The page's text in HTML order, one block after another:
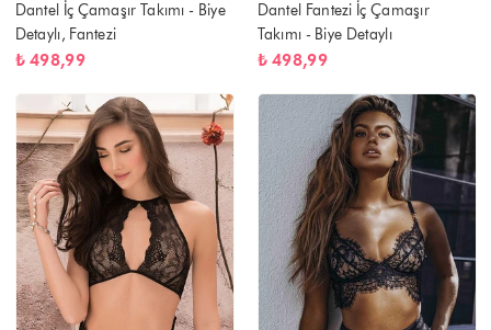
Dantel İç Çamaşır Takımı - Biye
Detaylı, Fantezi
₺ 498,99
Dantel Fantezi İç Çamaşır
Takımı - Biye Detaylı
₺ 498,99